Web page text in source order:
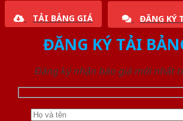
TẢI BẢNG GIÁ ĐĂNG KÝ
ĐĂNG KÝ TẢI
Đăng ký nhận báo giá mới nhất